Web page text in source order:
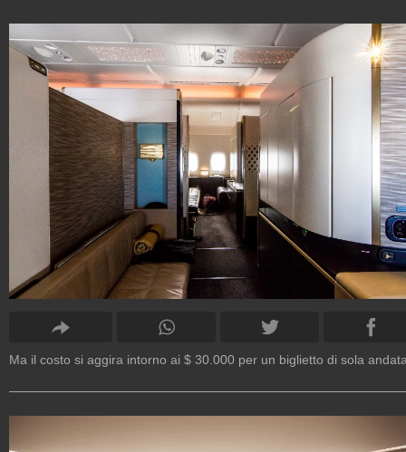
Ma il costo si aggira intorno ai $ 30.000 per un biglietto di sola